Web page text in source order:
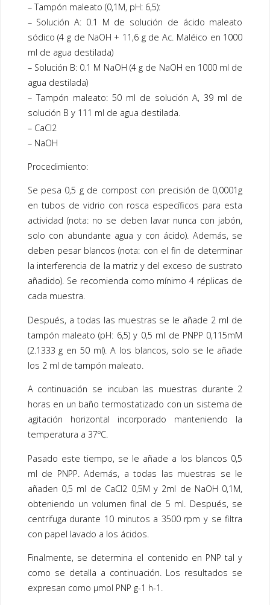
– Tampón maleato (0,1M, pH: 6,5):
– Solución A: 0.1 M de solución de ácido maleato
sódico (4 g de NaOH + 11,6 g de Ac. Maléico en 1000
ml de agua destilada)
– Solución B: 0.1 M NaOH (4 g de NaOH en 1000 ml de
agua destilada)
– Tampón maleato: 50 ml de solución A, 39 ml de
solución B y 111 ml de agua destilada.
– CaCl2
– NaOH
Procedimiento:
Se pesa 0,5 g de compost con precisión de 0,0001g
en tubos de vidrio con rosca específicos para esta
actividad (nota: no se deben lavar nunca con jabón,
solo con abundante agua y con ácido). Además, se
deben pesar blancos (nota: con el fin de determinar
la interferencia de la matriz y del exceso de sustrato
añadido). Se recomienda como mínimo 4 réplicas de
cada muestra.
Después, a todas las muestras se le añade 2 ml de
tampón maleato (pH: 6,5) y 0,5 ml de PNPP 0,115mM
(2.1333 g en 50 ml). A los blancos, solo se le añade
los 2 ml de tampón maleato.
A continuación se incuban las muestras durante 2
horas en un baño termostatizado con un sistema de
agitación horizontal incorporado manteniendo la
temperatura a 37ºC.
Pasado este tiempo, se le añade a los blancos 0,5
ml de PNPP. Además, a todas las muestras se le
añaden 0,5 ml de CaCl2 0,5M y 2ml de NaOH 0,1M,
obteniendo un volumen final de 5 ml. Después, se
centrifuga durante 10 minutos a 3500 rpm y se filtra
con papel lavado a los ácidos.
Finalmente, se determina el contenido en PNP tal y
como se detalla a continuación. Los resultados se
expresan como µmol PNP g-1 h-1.